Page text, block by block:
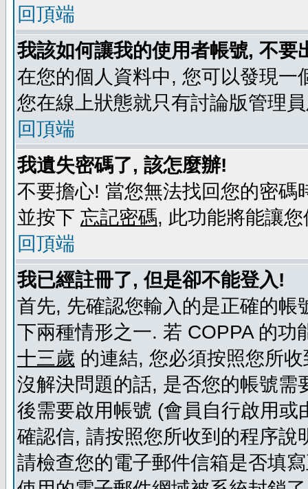
回頂端
我該如何讓我的使用者帳號, 不
在您的個人資料中, 您可以發現一
您在線上狀態就只有討論版管理
回頂端
我遺失密碼了, 該怎麼辦!
不要擔心! 當您無法找回您的密
並按下 忘記密碼, 此功能將能讓
回頂端
我已經註冊了, 但是卻不能登入!
首先, 先確認您輸入的是正確的
下兩種情形之一. 若 COPPA 的
十三歲 的連結, 您必須按照您所
沒解決問題的話, 是否您的帳號
後需要啟用帳號 (會員自行啟用
確認信, 請按照您所收到的程序
請檢查您的電子郵件信箱是否填